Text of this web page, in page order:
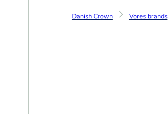
Danish Crown Vores brands